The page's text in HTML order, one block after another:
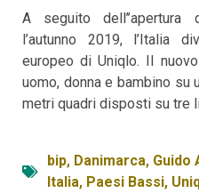
A seguito
l’autunno 2019, l’Italia
europeo di Uniqlo. Il
uomo, donna e bambino su
metri quadri disposti su tre
bip, Danimarca, Guido
Italia, Paesi Bassi,